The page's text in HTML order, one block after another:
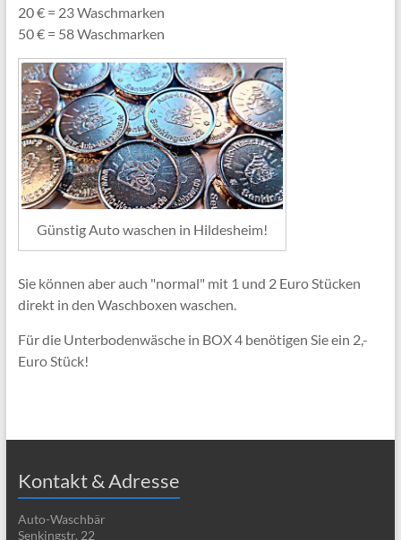
20 € = 23 Waschmarken
50 € = 58 Waschmarken
Günstig Auto waschen in Hildesheim!
Sie können aber auch "normal" mit 1 und 2 Euro Stücken
direkt in den Waschboxen waschen.
Für die Unterbodenwäsche in BOX 4 benötigen Sie ein 2,-
Euro Stück!
Kontakt & Adresse
Auto-Waschbär
Senkingstr. 22